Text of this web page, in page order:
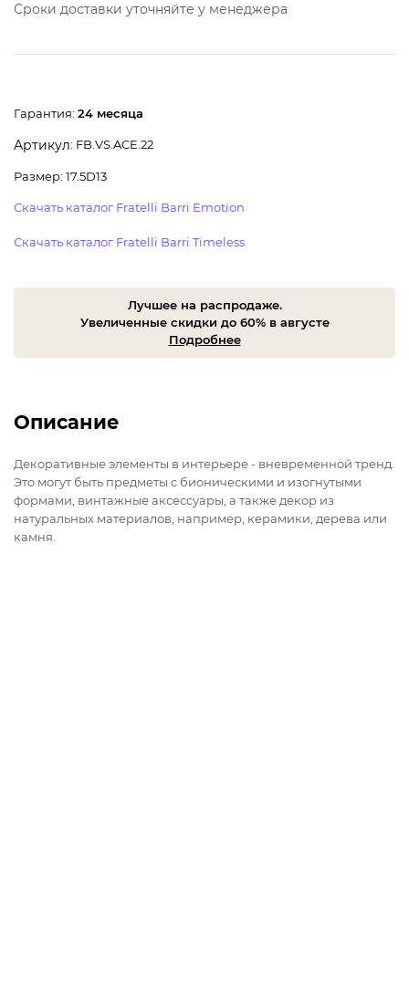
Сроки доставки уточняйте у менеджера
Гарантия: 24 месяца
Артикул: FB.VS.ACE.22
Размер: 17.5D13
Скачать каталог Fratelli Barri Emotion
Скачать каталог Fratelli Barri Timeless
Лучшее на распродаже.
Увеличенные скидки до 60% в августе
Подробнее
Описание
Декоративные элементы в интерьере - вневременной тренд.
Это могут быть предметы с бионическими и изогнутыми
формами, винтажные аксессуары, а также декор из
натуральных материалов, например, керамики, дерева или
камня.